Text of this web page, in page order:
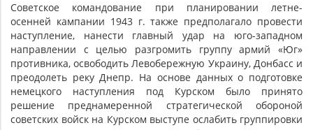
Советское командование при планировании летне-
осенней кампании 1943 г. также предполагало провести
наступление, нанести главный удар на юго-западном
направлении с целью разгромить группу армий «Юг»
противника, освободить Левобережную Украину, Донбасс и
преодолеть реку Днепр. На основе данных о подготовке
немецкого наступления под Курском было принято
решение преднамеренной стратегической обороной
советских войск на Курском выступе ослабить группировки